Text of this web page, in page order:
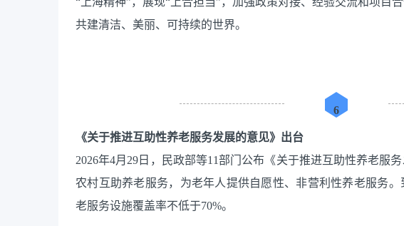
共建清洁、美丽、可持续的世界。
6
《关于推进互助性养老服务发展的意见》出台
2026年4月29日，民政部等11部门公布《关于推进互助性养老服
农村互助养老服务，为老年人提供自愿性、非营利性养老服务
老服务设施覆盖率不低于70%。